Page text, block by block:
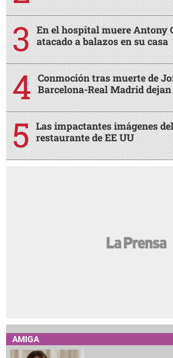
En el hospital muere Antony
atacado a balazos en su casa
Conmoción tras muerte de
Barcelona-Real Madrid dejan
Las impactantes imágenes
restaurante de EE UU
AMIGA